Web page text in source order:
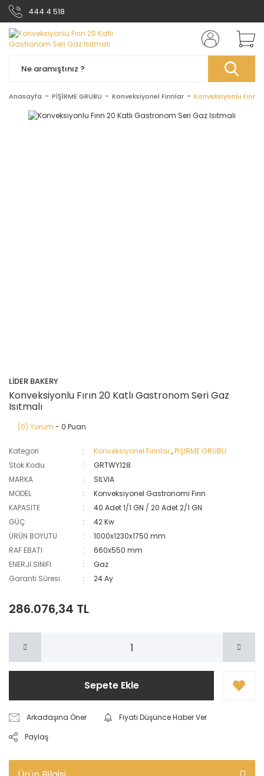
444 4 518
Anasayfa PİŞİRME GRUBU Konveksiyonel Fırınlar Konveksiyonlu Fırın
LİDER BAKERY
Konveksiyonlu Fırın 20 Katlı Gastronom Seri Gaz
Isıtmalı
(0) Yorum - 0 Puan
Kategori Konveksiyonel Fırınlar,PİŞİRME GRUBU
Stok Kodu
GRTWY128
MARKA
SILVIA
MODEL
Konveksiyonel Gastronomi Fırın
KAPASİTE
40 Adet 1/1 GN / 20 Adet 2/1 GN
GÜÇ
42 Kw
ÜRÜN BOYUTU
1000x1230x1750 mm
RAF EBATI
660x550 mm
ENERJİ SINIFI
Gaz
Garanti Süresi
24 Ay
286.076,34 TL
Sepete Ekle
Arkadaşına Öner
Fiyatı Düşünce Haber Ver
Paylaş